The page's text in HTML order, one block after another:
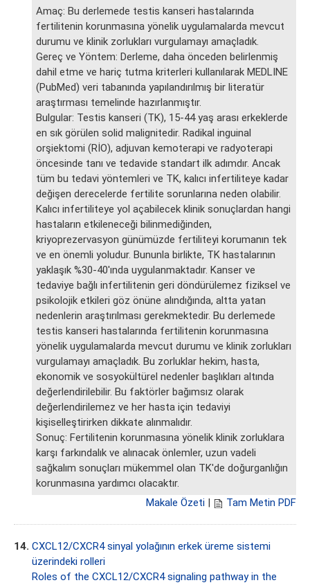
Amaç: Bu derlemede testis kanseri hastalarında
fertilitenin korunmasına yönelik uygulamalarda mevcut
durumu ve klinik zorlukları vurgulamayı amaçladık.
Gereç ve Yöntem: Derleme, daha önceden belirlenmiş
dahil etme ve hariç tutma kriterleri kullanılarak MEDLINE
(PubMed) veri tabanında yapılandırılmış bir literatür
araştırması temelinde hazırlanmıştır.
Bulgular: Testis kanseri (TK), 15-44 yaş arası erkeklerde
en sık görülen solid malignitedir. Radikal inguinal
orşiektomi (RİO), adjuvan kemoterapi ve radyoterapi
öncesinde tanı ve tedavide standart ilk adımdır. Ancak
tüm bu tedavi yöntemleri ve TK, kalıcı infertiliteye kadar
değişen derecelerde fertilite sorunlarına neden olabilir.
Kalıcı infertiliteye yol açabilecek klinik sonuçlardan hangi
hastaların etkileneceği bilinmediğinden,
kriyoprezervasyon günümüzde fertiliteyi korumanın tek
ve en önemli yoludur. Bununla birlikte, TK hastalarının
yaklaşık %30-40'ında uygulanmaktadır. Kanser ve
tedaviye bağlı infertilitenin geri döndürülemez fiziksel ve
psikolojik etkileri göz önüne alındığında, altta yatan
nedenlerin araştırılması gerekmektedir. Bu derlemede
testis kanseri hastalarında fertilitenin korunmasına
yönelik uygulamalarda mevcut durumu ve klinik zorlukları
vurgulamayı amaçladık. Bu zorluklar hekim, hasta,
ekonomik ve sosyokültürel nedenler başlıkları altında
değerlendirilebilir. Bu faktörler bağımsız olarak
değerlendirilemez ve her hasta için tedaviyi
kişiselleştirirken dikkate alınmalıdır.
Sonuç: Fertilitenin korunmasına yönelik klinik zorluklara
karşı farkındalık ve alınacak önlemler, uzun vadeli
sağkalım sonuçları mükemmel olan TK'de doğurganlığın
korunmasına yardımcı olacaktır.
Makale Özeti
Tam Metin PDF
14. CXCL12/CXCR4 sinyal yolağının erkek üreme sistemi
üzerindeki rolleri
Roles of the CXCL12/CXCR4 signaling pathway in the